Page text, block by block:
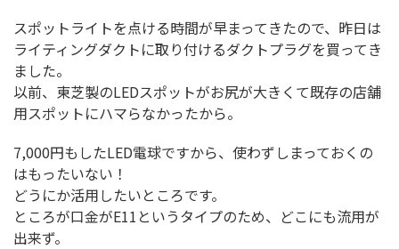
スポットライトを点ける時間が早まってきたので、昨日は
ライティングダクトに取り付けるダクトプラグを買ってき
ました。
以前、東芝製のLEDスポットがお尻が大きくて既存の店舗
用スポットにハマらなかったから。
7,000円もしたLED電球ですから、使わずしまっておくの
はもったいない！
どうにか活用したいところです。
ところが口金がE11というタイプのため、どこにも流用が
出来ず。